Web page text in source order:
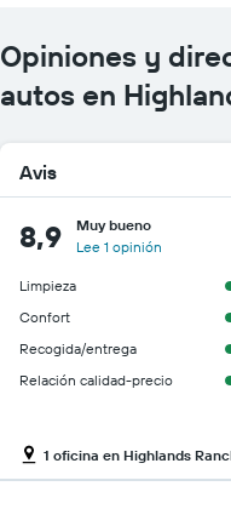
Opiniones y
autos en
Avis
8,9
Muy bueno
Lee 1 opinión
Limpieza
Confort
Recogida/entrega
Relación calidad-precio
1 oficina en Highlands